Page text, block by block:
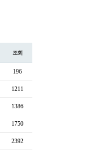
조회
196
1211
1386
1750
2392